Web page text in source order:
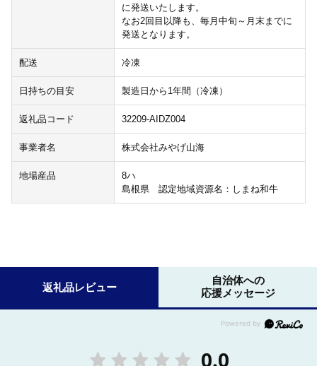
に発送いたします。
なお2回目以降も、毎月中旬～月末までに
発送となります。
配送 冷凍
日持ちの目安 製造日から1年間（冷凍）
返礼品コード 32209-AIDZ004
事業者名 株式会社みやげ山海
地場産品
8ハ
島根県 認定地域資源名：しまね和牛
返礼品レビュー
自治体への
応援メッセージ
0.0